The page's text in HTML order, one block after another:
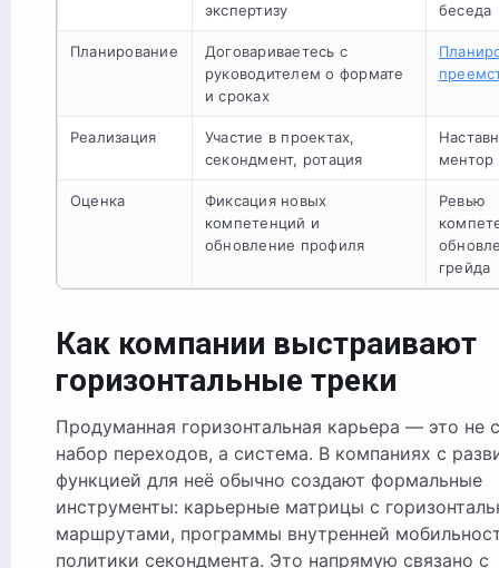
экспертизу
беседа
Планирование
Договариваетесь с
руководителем о формате
и сроках
Реализация
Участие в проектах,
секондмент, ротация
ментор
Оценка
Фиксация новых
компетенций и
обновление профиля
Ревью
грейда
Как компании выстраивают
горизонтальные треки
Продуманная горизонтальная карьера — это не
набор переходов, а система. В компаниях с
функцией для неё обычно создают формальные
инструменты: карьерные матрицы с
маршрутами, программы внутренней
политики секондмента. Это напрямую связано с